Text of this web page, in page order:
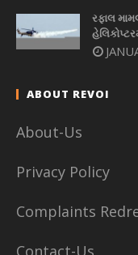
રફાલ
ABOUT REVOI
About-Us
Privacy Policy
Complaints
Contact-Us